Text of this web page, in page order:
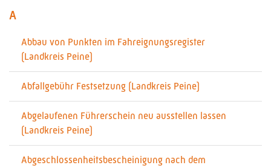
A
Abbau von Punkten im Fahreignungsregister
(Landkreis Peine)
Abfallgebühr Festsetzung (Landkreis Peine)
Abgelaufenen Führerschein neu ausstellen lassen
(Landkreis Peine)
Abgeschlossenheitsbescheinigung nach dem